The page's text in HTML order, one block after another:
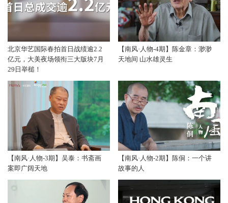
北京华艺国际春拍首日战绩逾2.2
亿元，大美夜场领衔三大版块7月
29日举槌！
【南风·人物-4期】陈金章：渺渺
天地间 山水雄灵生
【南风·人物-3期】吴泰：书斋画
案即广阔天地
【南风·人物-2期】陈侗：一个讲
故事的人